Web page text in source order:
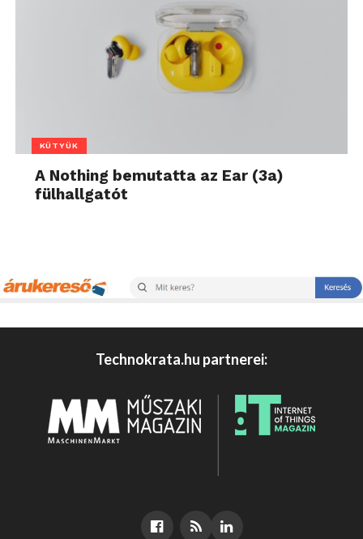
KÜTYÜK
A Nothing bemutatta az Ear (3a)
fülhallgatót
Technokrata.hu partnerei: